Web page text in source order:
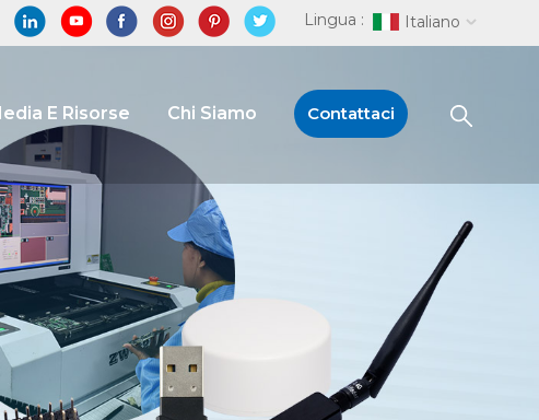
Lingua : Italiano
E Risorse Chi Siamo Contattaci